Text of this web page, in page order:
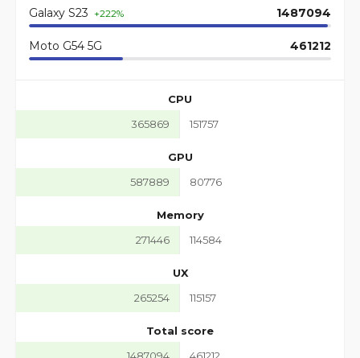
Galaxy S23 +222% 1487094
Moto G54 5G 461212
CPU
365869
151757
GPU
587889
80776
Memory
271446
114584
UX
265254
115157
Total score